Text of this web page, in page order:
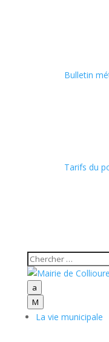
Bulletin
Tarifs du
a
M
La vie municipale